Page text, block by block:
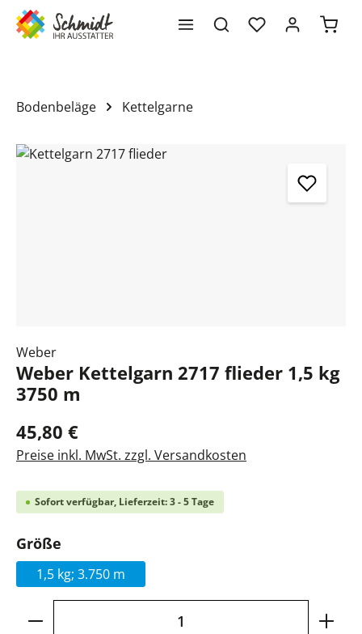
springen
Bodenbeläge Kettelgarne
Bildergalerie überspringen
Weber
Weber Kettelgarn 2717 flieder 1,5 kg
3750 m
45,80 €
Preise inkl. MwSt. zzgl. Versandkosten
Sofort verfügbar, Lieferzeit: 3 - 5 Tage
Größe
1,5 kg; 3.750 m
Produkt Anzahl: Gib den gewünschten